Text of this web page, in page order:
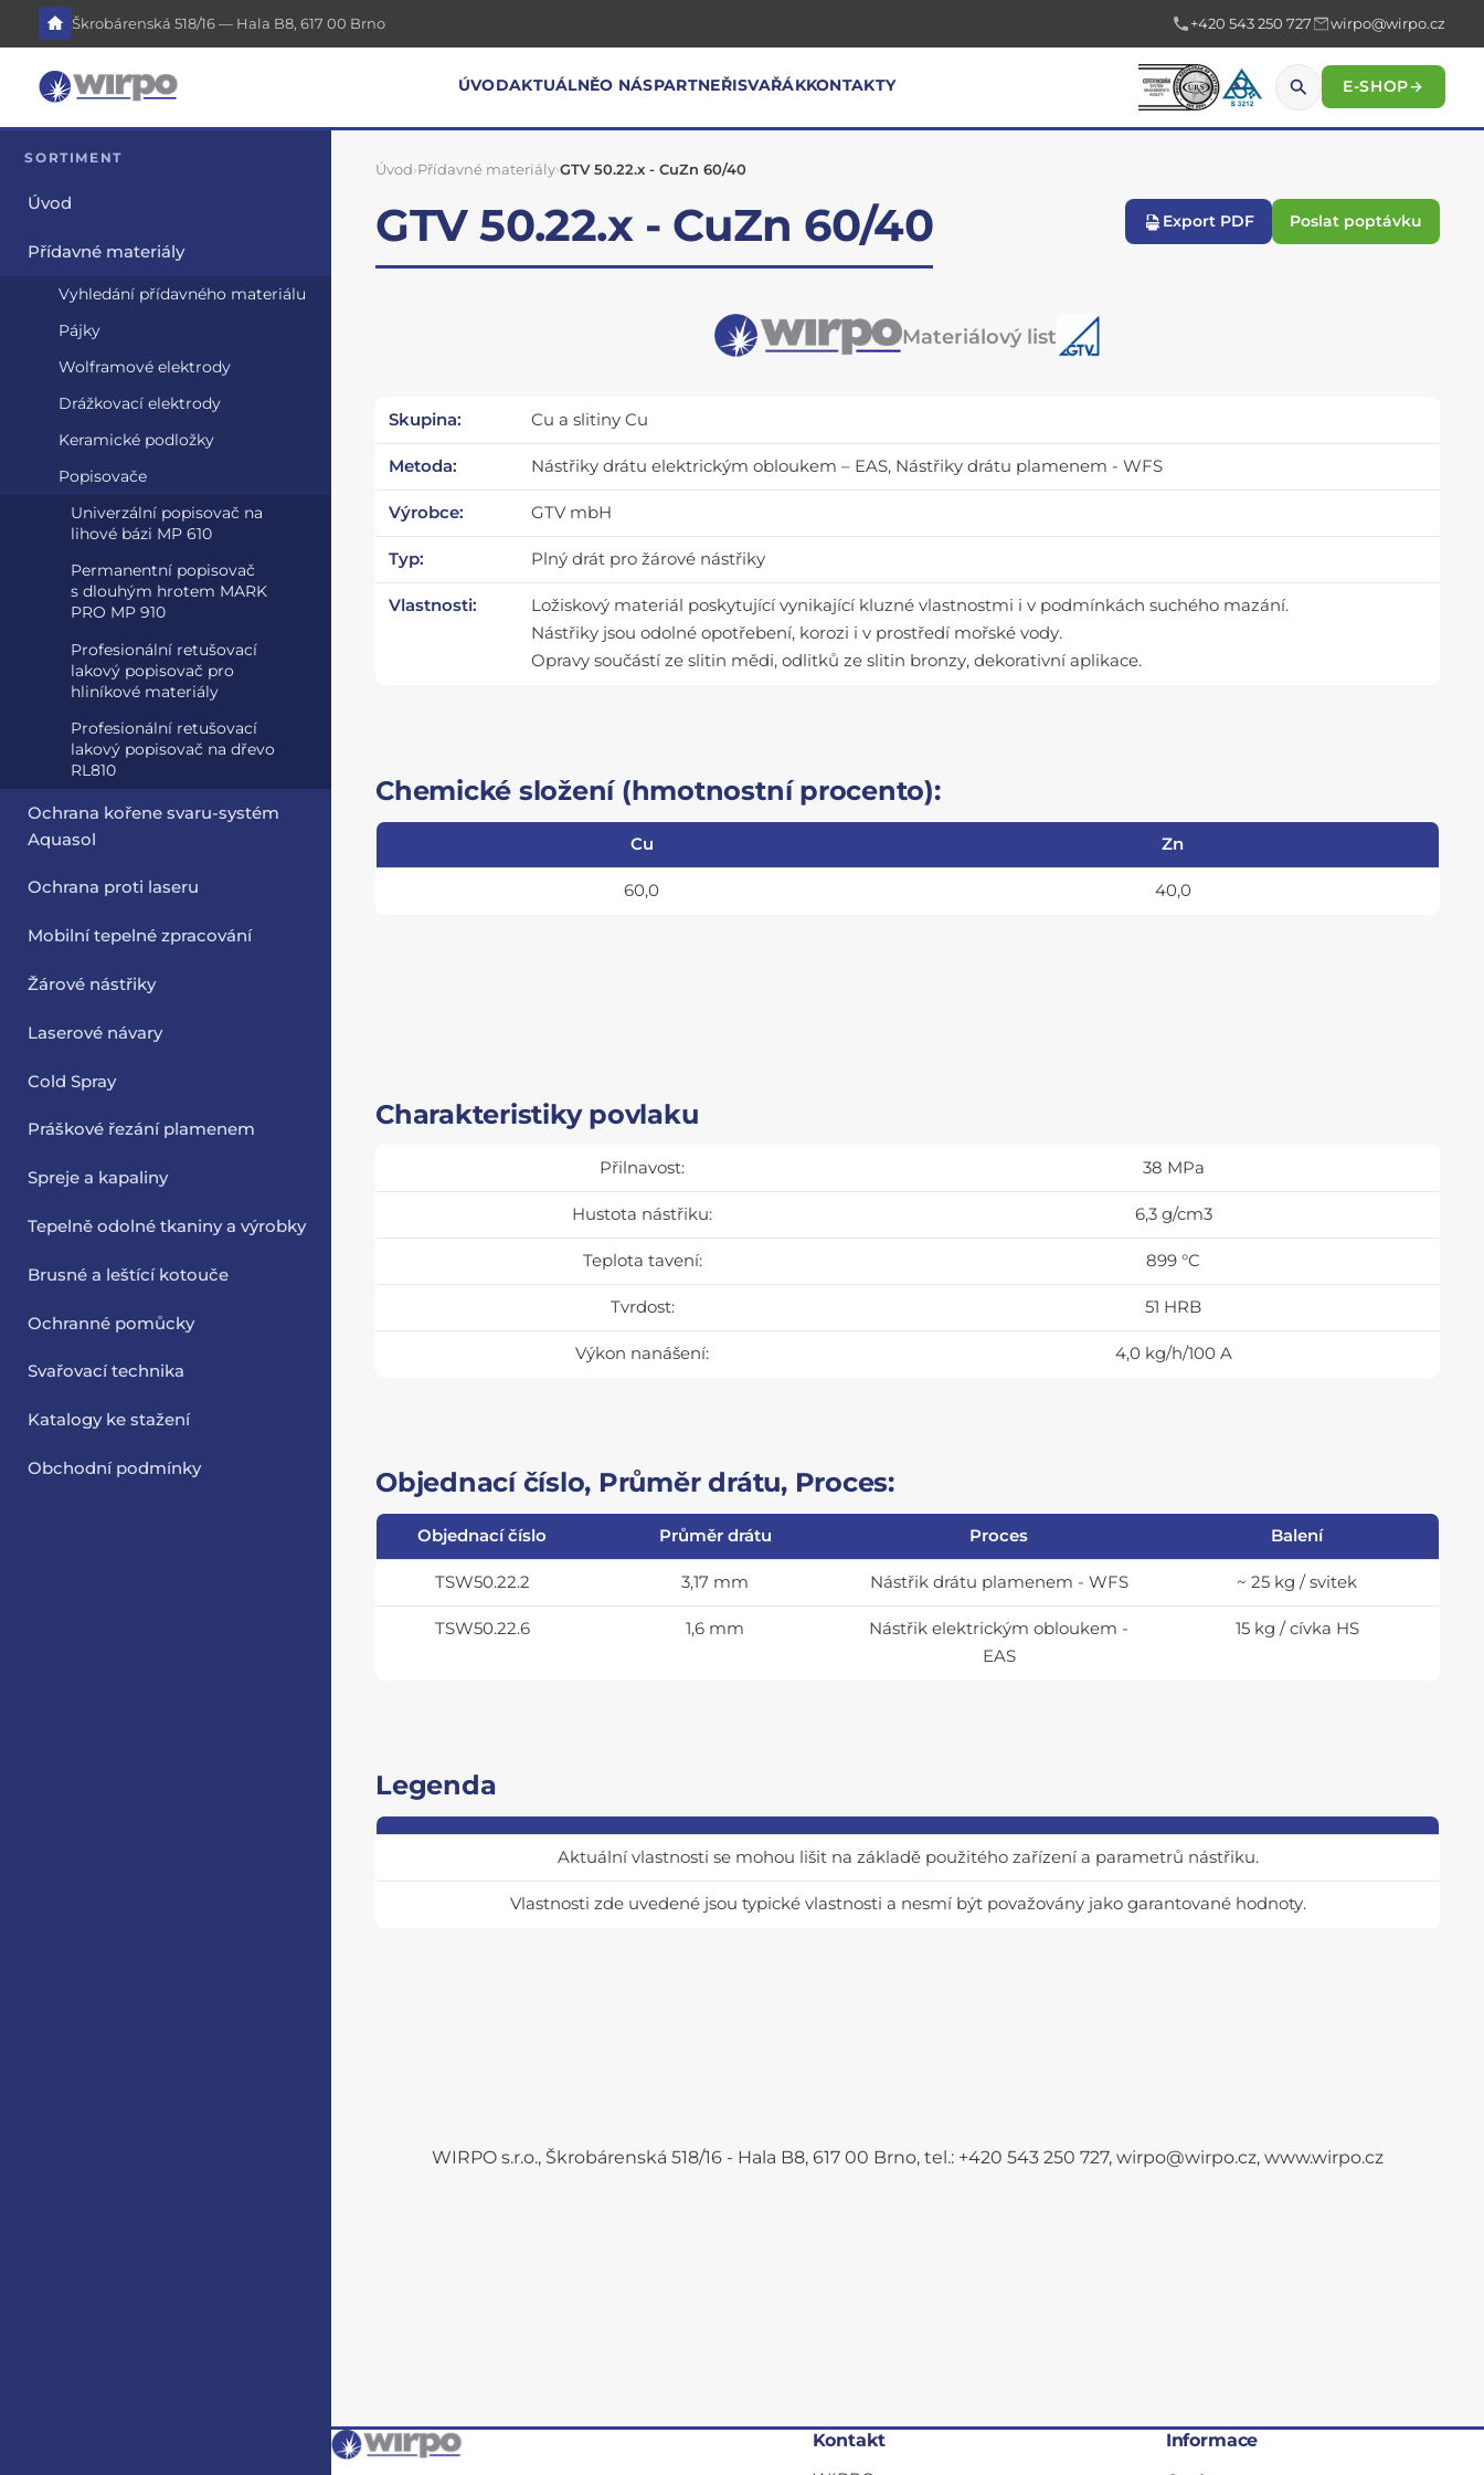
Škrobárenská 518/16 — Hala B8, 617 00 Brno +420 543 250 727 wirpo@wirpo.cz
ÚVODAKTUÁLNĚO NÁSPARTNEŘISVAŘÁKKONTAKTY E-SHOP→
SORTIMENT
Úvod
Přídavné materiály
Vyhledání přídavného materiálu
Pájky
Wolframové elektrody
Drážkovací elektrody
Keramické podložky
Popisovače
Univerzální popisovač na
lihové bázi MP 610
Permanentní popisovač
s dlouhým hrotem MARK
PRO MP 910
Profesionální retušovací
lakový popisovač pro
hliníkové materiály
Profesionální retušovací
lakový popisovač na dřevo
RL810
Ochrana kořene svaru-systém
Aquasol
Ochrana proti laseru
Mobilní tepelné zpracování
Žárové nástřiky
Laserové návary
Cold Spray
Práškové řezání plamenem
Spreje a kapaliny
Tepelně odolné tkaniny a výrobky
Brusné a leštící kotouče
Ochranné pomůcky
Svařovací technika
Katalogy ke stažení
Obchodní podmínky
Úvod›Přídavné materiály›GTV 50.22.x - CuZn 60/40
GTV 50.22.x - CuZn 60/40 Export PDF Poslat poptávku
Materiálový list
Skupina: Cu a slitiny Cu
Metoda: Nástřiky drátu elektrickým obloukem – EAS, Nástřiky drátu plamenem - WFS
Výrobce: GTV mbH
Typ: Plný drát pro žárové nástřiky
Vlastnosti:
Ložiskový materiál poskytující vynikající kluzné vlastnostmi i v podmínkách suchého mazání.
Nástřiky jsou odolné opotřebení, korozi i v prostředí mořské vody.
Opravy součástí ze slitin mědi, odlitků ze slitin bronzy, dekorativní aplikace.
Chemické složení (hmotnostní procento):
Cu Zn
60,0 40,0
Charakteristiky povlaku
Přilnavost: 38 MPa
Hustota nástřiku: 6,3 g/cm3
Teplota tavení: 899 °C
Tvrdost: 51 HRB
Výkon nanášení: 4,0 kg/h/100 A
Objednací číslo, Průměr drátu, Proces:
Objednací číslo Průměr drátu Proces Balení
TSW50.22.2 3,17 mm Nástřik drátu plamenem - WFS ~ 25 kg / svitek
TSW50.22.6 1,6 mm
Nástřik elektrickým obloukem -
EAS
15 kg / cívka HS
Legenda
Aktuální vlastnosti se mohou lišit na základě použitého zařízení a parametrů nástřiku.
Vlastnosti zde uvedené jsou typické vlastnosti a nesmí být považovány jako garantované hodnoty.
WIRPO s.r.o., Škrobárenská 518/16 - Hala B8, 617 00 Brno, tel.: +420 543 250 727, wirpo@wirpo.cz, www.wirpo.cz
Kontakt Informace